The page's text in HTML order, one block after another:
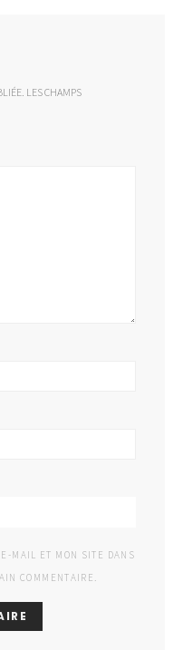
LES CHAMPS
MAIL ET MON SITE DANS
COMMENTAIRE.